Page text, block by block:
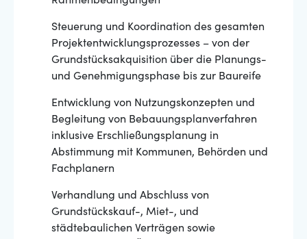
Steuerung und Koordination des gesamten
Projektentwicklungsprozesses – von der
Grundstücksakquisition über die Planungs-
und Genehmigungsphase bis zur Baureife
Entwicklung von Nutzungskonzepten und
Begleitung von Bebauungsplanverfahren
inklusive Erschließungsplanung in
Abstimmung mit Kommunen, Behörden und
Fachplanern
Verhandlung und Abschluss von
Grundstückskauf-, Miet-, und
städtebaulichen Verträgen sowie